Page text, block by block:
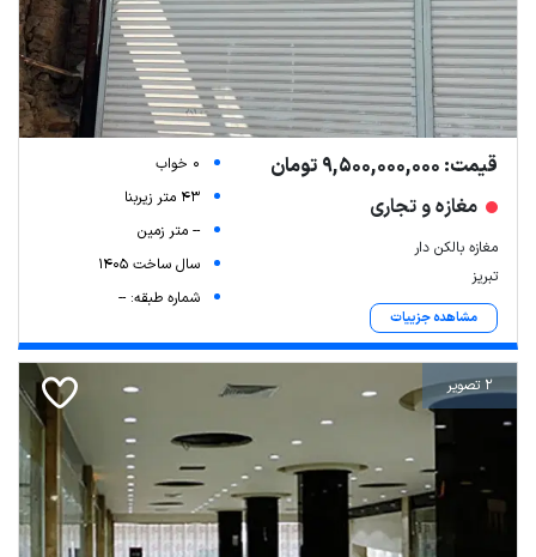
قیمت: 9,500,000,000 تومان
مغازه و تجاری
مغازه بالکن دار
تبریز
مشاهده جزییات
0 خواب
43 متر زیربنا
-- متر زمین
سال ساخت 1405
شماره طبقه: --
2 تصویر